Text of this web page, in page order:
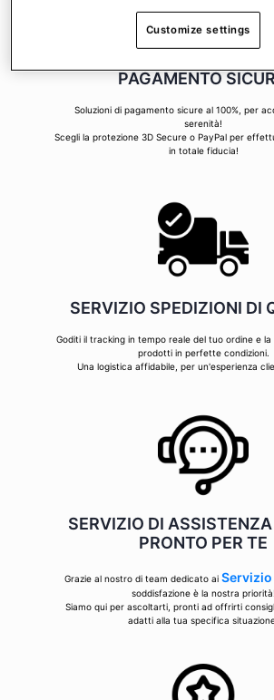
PAGAMENTO
Soluzioni di pagamento sicure al 100%, per
serenità!
Scegli la protezione 3D Secure o PayPal per
in totale fiducia!
SERVIZIO SPEDIZIONI DI
Goditi il tracking in tempo reale del tuo ordine e
prodotti in perfette condizioni.
Una logistica affidabile, per un'esperienza
SERVIZIO DI
PRONTO PER TE
Grazie al nostro di team dedicato ai
soddisfazione è la nostra priorità!
Siamo qui per ascoltarti, pronti ad offrirti
adatti alla tua specifica
Customize settings